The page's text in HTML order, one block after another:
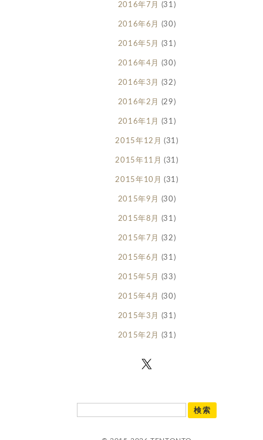
2016年7月 (31)
2016年6月 (30)
2016年5月 (31)
2016年4月 (30)
2016年3月 (32)
2016年2月 (29)
2016年1月 (31)
2015年12月 (31)
2015年11月 (31)
2015年10月 (31)
2015年9月 (30)
2015年8月 (31)
2015年7月 (32)
2015年6月 (31)
2015年5月 (33)
2015年4月 (30)
2015年3月 (31)
2015年2月 (31)